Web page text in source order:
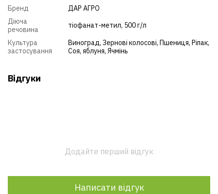
Бренд
ДАР АГРО
Діюча
речовина
тіофанат-метил, 500 г/л
Культура
застосування
Виноград, Зернові колосові, Пшениця, Ріпак,
Соя, яблуня, Ячмінь
Відгуки
Додайте перший відгук
Написати відгук